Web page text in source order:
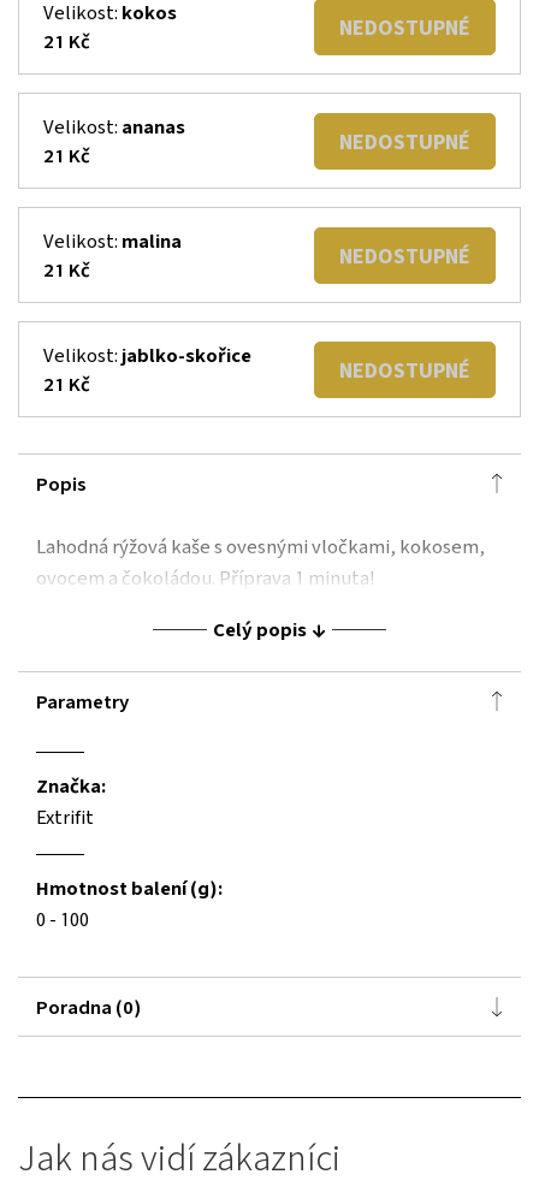
Velikost: kokos
21 Kč
NEDOSTUPNÉ
Velikost: ananas
21 Kč
NEDOSTUPNÉ
Velikost: malina
21 Kč
NEDOSTUPNÉ
Velikost: jablko-skořice
21 Kč
NEDOSTUPNÉ
Popis
Lahodná rýžová kaše s ovesnými vločkami, kokosem,
ovocem a čokoládou. Příprava 1 minuta!
Celý popis
Parametry
Značka:
Extrifit
Hmotnost balení (g):
0 - 100
Poradna (0)
Jak nás vidí zákazníci